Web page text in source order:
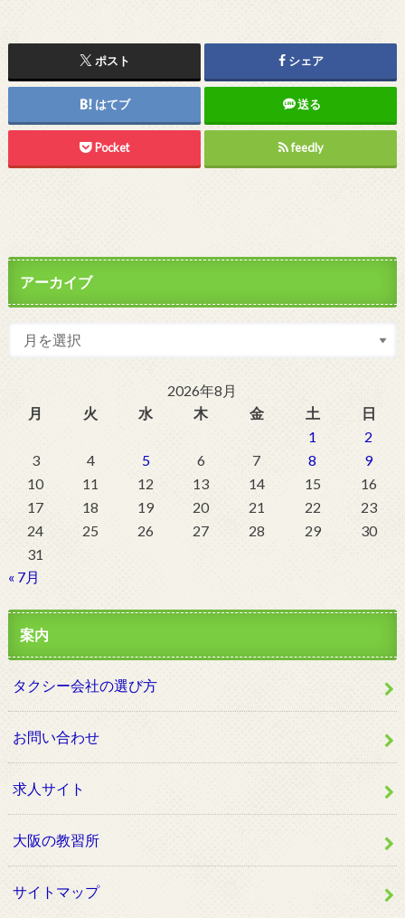
ポスト シェア
はてブ 送る
Pocket feedly
アーカイブ
2026年8月
月
火 水 木 金 土
日
1
2
3
4 5 6 7 8
9
10
11 12 13 14 15
16
17
18 19 20 21 22
23
24
25 26 27 28 29
30
31
« 7月
案内
タクシー会社の選び方
お問い合わせ
求人サイト
大阪の教習所
サイトマップ